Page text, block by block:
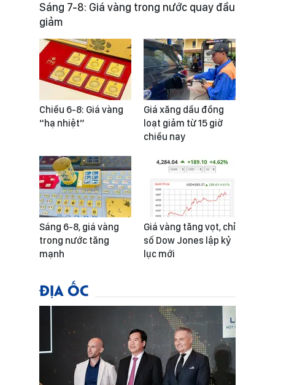
Sáng 7-8: Giá vàng trong nước quay đầu
giảm
Chiều 6-8: Giá vàng
“hạ nhiệt”
Giá xăng dầu đồng
loạt giảm từ 15 giờ
chiều nay
Sáng 6-8, giá vàng
trong nước tăng
mạnh
Giá vàng tăng vọt, chỉ
số Dow Jones lập kỷ
lục mới
ĐỊA ỐC